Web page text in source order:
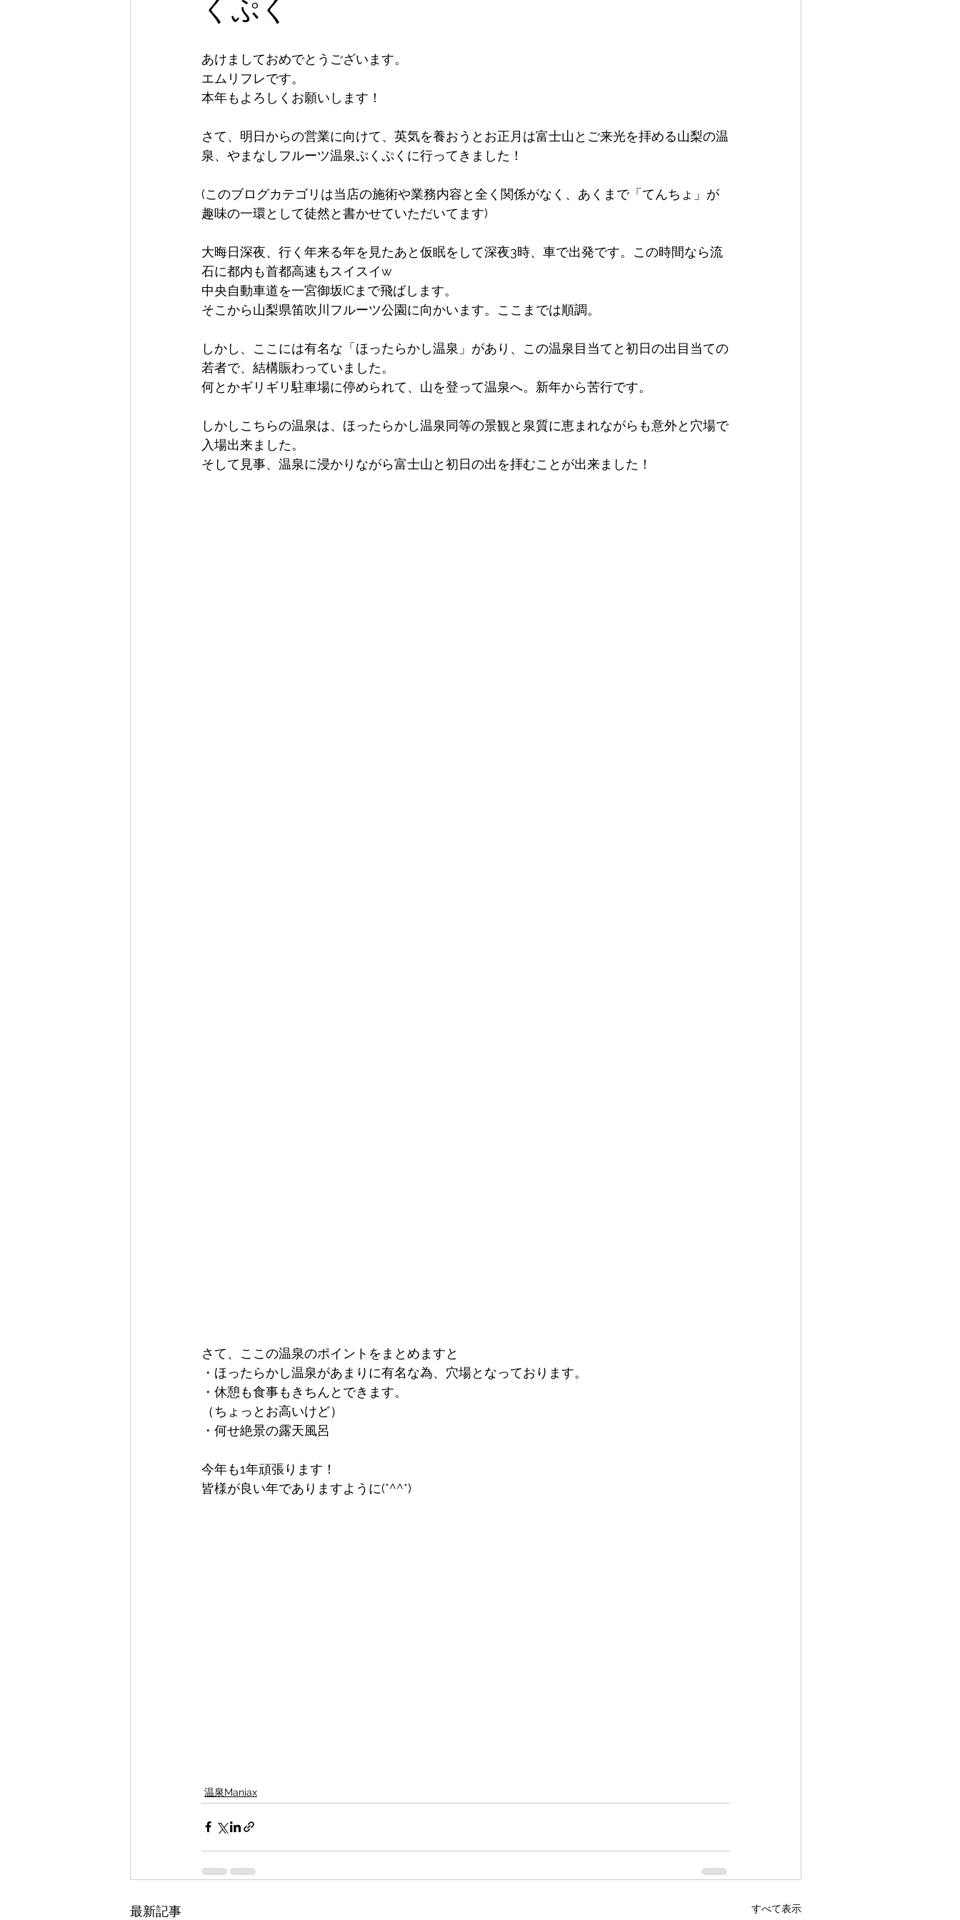
くぷく
あけましておめでとうございます。
エムリフレです。
本年もよろしくお願いします！
さて、明日からの営業に向けて、英気を養おうとお正月は富士山とご来光を拝める山梨の温
泉、やまなしフルーツ温泉ぷくぷくに行ってきました！
(このブログカテゴリは当店の施術や業務内容と全く関係がなく、あくまで「てんちょ」が
趣味の一環として徒然と書かせていただいてます)
大晦日深夜、行く年来る年を見たあと仮眠をして深夜3時、車で出発です。この時間なら流
石に都内も首都高速もスイスイ‪w
中央自動車道を一宮御坂ICまで飛ばします。
そこから山梨県笛吹川フルーツ公園に向かいます。ここまでは順調。
しかし、ここには有名な「ほったらかし温泉」があり、この温泉目当てと初日の出目当ての
若者で、結構賑わっていました。
何とかギリギリ駐車場に停められて、山を登って温泉へ。新年から苦行です。
しかしこちらの温泉は、ほったらかし温泉同等の景観と泉質に恵まれながらも意外と穴場で
入場出来ました。
そして見事、温泉に浸かりながら富士山と初日の出を拝むことが出来ました！
さて、ここの温泉のポイントをまとめますと
・ほったらかし温泉があまりに有名な為、穴場となっております。
・休憩も食事もきちんとできます。
（ちょっとお高いけど）
・何せ絶景の露天風呂
今年も1年頑張ります！
皆様が良い年でありますように(*^^*)
温泉Maniax
最新記事 すべて表示